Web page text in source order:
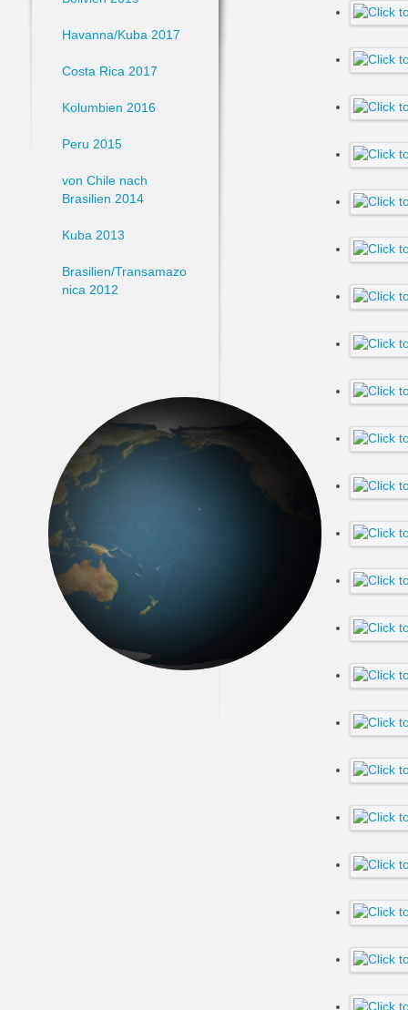
Havanna/Kuba 2017
Costa Rica 2017
Kolumbien 2016
Peru 2015
von Chile nach
Brasilien 2014
Kuba 2013
Brasilien/Transamazo
nica 2012